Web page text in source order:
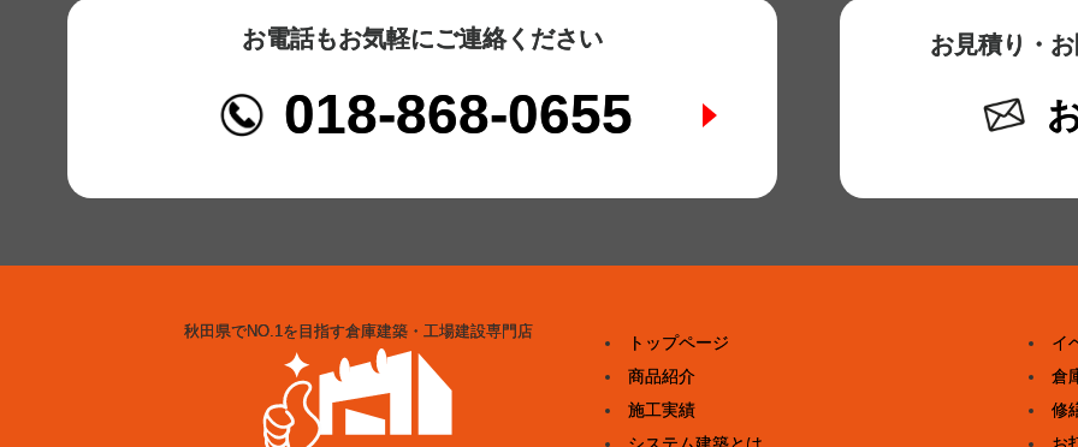
お電話もお気軽にご連絡ください
018-868-0655
お見積り・
秋田県でNO.1を目指す倉庫建築・工場建設専門店
トップページ
商品紹介
施工実績
イ
倉
修